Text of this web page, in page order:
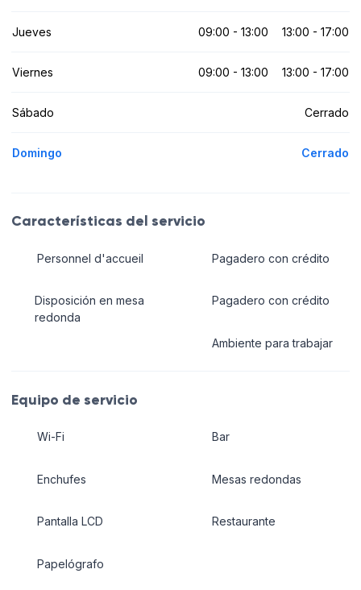
Jueves 09:00 - 13:00 13:00 - 17:00
Viernes 09:00 - 13:00 13:00 - 17:00
Sábado Cerrado
Domingo Cerrado
Características del servicio
Personnel d'accueil
Disposición en mesa
redonda
Pagadero con crédito
Pagadero con crédito
Ambiente para trabajar
Equipo de servicio
Wi-Fi
Enchufes
Pantalla LCD
Papelógrafo
Bar
Mesas redondas
Restaurante